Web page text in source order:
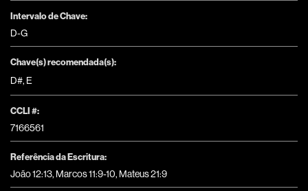
Intervalo de Chave:
D-G
Chave(s) recomendada(s):
D#, E
CCLI #:
7166561
Referência da Escritura:
João 12:13, Marcos 11:9-10, Mateus 21:9